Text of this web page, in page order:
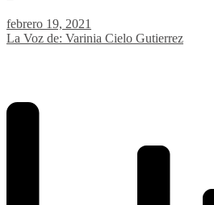
febrero 19, 2021
La Voz de: Varinia Cielo Gutierrez